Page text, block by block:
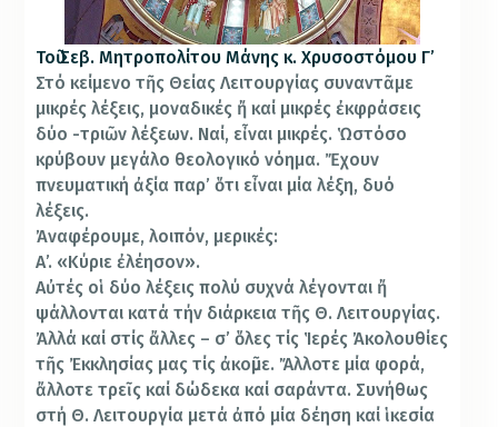
Τοῦ Σεβ. Μητροπολίτου Μάνης κ. Χρυσοστόμου Γ’
Στό κείμενο τῆς Θείας Λειτουργίας συναντᾶμε
μικρές λέξεις, μοναδικές ἤ καί μικρές ἐκφράσεις
δύο -τριῶν λέξεων. Ναί, εἶναι μικρές. Ὡστόσο
κρύβουν μεγάλο θεολογικό νόημα. Ἔχουν
πνευματική ἀξία παρ’ ὅτι εἶναι μία λέξη, δυό
λέξεις.
Ἀναφέρουμε, λοιπόν, μερικές:
Α’. «Κύριε ἐλέησον».
Αὐτές οἱ δύο λέξεις πολύ συχνά λέγονται ἤ
ψάλλονται κατά τήν διάρκεια τῆς Θ. Λειτουργίας.
Ἀλλά καί στίς ἄλλες – σ’ ὅλες τίς Ἱερές Ἀκολουθίες
τῆς Ἐκκλησίας μας τίς ἀκοῦμε. Ἄλλοτε μία φορά,
ἄλλοτε τρεῖς καί δώδεκα καί σαράντα. Συνήθως
στή Θ. Λειτουργία μετά ἀπό μία δέηση καί ἱκεσία